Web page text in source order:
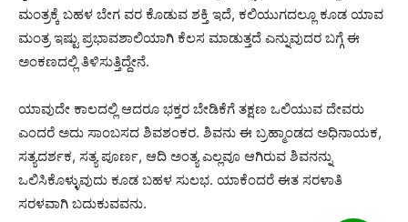
ಮಂತ್ರಕ್ಕೆ ಬಹಳ ಬೇಗ ವರ ಕೊಡುವ ಶಕ್ತಿ ಇದೆ, ಕಲಿಯುಗದಲ್ಲೂ ಕೂಡ ಯಾವ
ಮಂತ್ರ ಇಷ್ಟು ಪ್ರಭಾವಶಾಲಿಯಾಗಿ ಕೆಲಸ ಮಾಡುತ್ತದೆ ಎನ್ನುವುದರ ಬಗ್ಗೆ ಈ
ಅಂಕಣದಲ್ಲಿ ತಿಳಿಸುತ್ತಿದ್ದೇನೆ.
ಯಾವುದೇ ಕಾಲದಲ್ಲಿ ಆದರೂ ಭಕ್ತರ ಬೇಡಿಕೆಗೆ ತಕ್ಷಣ ಒಲಿಯುವ ದೇವರು
ಎಂದರೆ ಅದು ಸಾಂಬಸದ ಶಿವಶಂಕರ. ಶಿವನು ಈ ಬ್ರಹ್ಮಾಂಡದ ಅಧಿನಾಯಕ,
ಸತ್ಯದರ್ಶಕ, ಸತ್ಯ ಪೂರ್ಣ, ಆದಿ ಅಂತ್ಯ ಎಲ್ಲವೂ ಆಗಿರುವ ಶಿವನನ್ನು
ಒಲಿಸಿಕೊಳ್ಳುವುದು ಕೂಡ ಬಹಳ ಸುಲಭ. ಯಾಕೆಂದರೆ ಈತ ಸರಳಾತಿ
ಸರಳವಾಗಿ ಬದುಕುವವನು.